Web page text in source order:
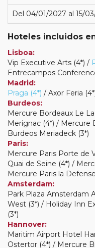
Del 04/01/2027 al 15/
Hoteles incluidos
Lisboa:
Vip Executive Arts (4*) /
Entrecampos
Madrid:
Praga (4*) / Axor Feria
Burdeos:
Mercure Bordeaux Le
Merignac (4*) / Mercure
Burdeos Meriadeck (3*)
Paris:
Mercure Paris Porte de
Quai de Seine (4*) /
Mercure Paris la
Amsterdam:
Park Plaza Amsterdam
West (3*) / Holiday Inn
(3*)
Hannover:
Maritim Airport Hotel
Ostertor (4*) / Mercure